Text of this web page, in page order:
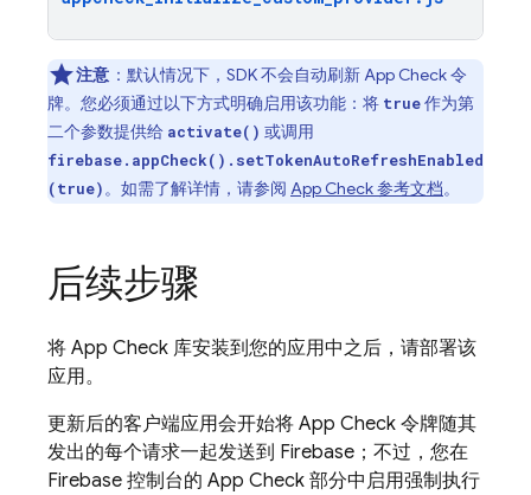
注意 ：默认情况下，SDK 不会自动刷新 App Check 令
牌。您必须通过以下方式明确启用该功能：将 true作为第
二个参数提供给 activate() 或调用
firebase.appCheck().setTokenAutoRefreshEnabled
(true)。如需了解详情，请参阅 App Check 参考文档。
后续步骤
将 App Check 库安装到您的应用中之后，请部署该
应用。
更新后的客户端应用会开始将 App Check 令牌随其
发出的每个请求一起发送到 Firebase；不过，您在
Firebase 控制台的 App Check 部分中启用强制执行